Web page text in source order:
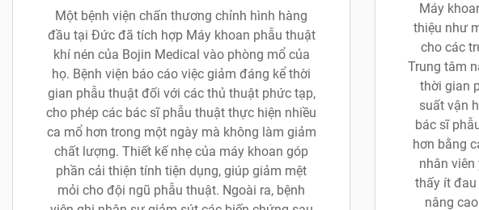
Một bệnh viện chấn thương chỉnh hình hàng
đầu tại Đức đã tích hợp Máy khoan phẫu thuật
khí nén của Bojin Medical vào phòng mổ của
họ. Bệnh viện báo cáo việc giảm đáng kể thời
gian phẫu thuật đối với các thủ thuật phức tạp,
cho phép các bác sĩ phẫu thuật thực hiện nhiều
ca mổ hơn trong một ngày mà không làm giảm
chất lượng. Thiết kế nhẹ của máy khoan góp
phần cải thiện tính tiện dụng, giúp giảm mệt
mỏi cho đội ngũ phẫu thuật. Ngoài ra, bệnh
Máy
thiệu như
cho các
Trung tâm
thời gian
suất vận
bác sĩ
hơn bằng
nhân viên
thấy ít
nâng